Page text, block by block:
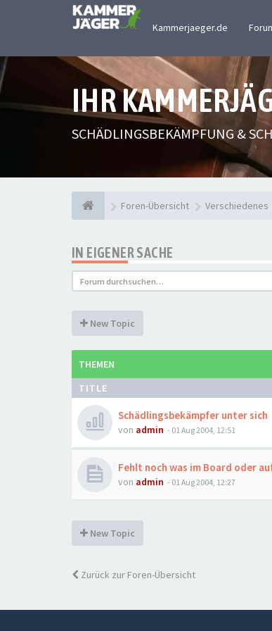
Kammerjaeger.de
IHR
SCHÄDLINGSBEKÄMPFUNG &
Foren-Übersicht Verschiedenes
IN EIGENER SACHE
New Topic
THEMEN
TITLE
Schädlingsbekämpfer unter sich
von admin - 01 Aug 2004, 12:51
Fehlt noch was im Board oder
von admin - 01 Aug 2004, 12:27
New Topic
Zurück zur Foren-Übersicht